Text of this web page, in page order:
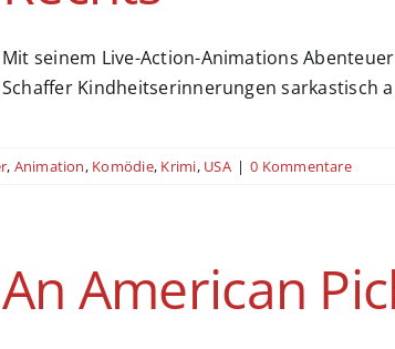
Mit seinem Live-Action-Animations
Schaffer Kindheitserinnerungen sarkastisch
, Animation, Komödie, Krimi, USA | 0 Kommentare
An American